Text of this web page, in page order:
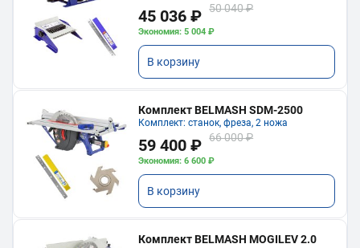
45 036 ₽ 50 040 ₽
Экономия: 5 004 ₽
В корзину
Комплект BELMASH SDM-2500
Комплект: станок, фреза, 2 ножа
59 400 ₽ 66 000 ₽
Экономия: 6 600 ₽
В корзину
Комплект BELMASH MOGILEV 2.0